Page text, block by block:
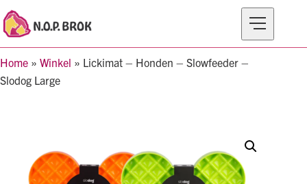
MERKEN
Home » Winkel » Lickimat – Honden – Slowfeeder –
Slodog Large